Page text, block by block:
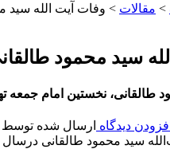
> مقالات > وفات آیت‌ الله سید محمود
طالقانی درسال 1404
نخستین امام جمعه تهران و از چهره‌های برجسته
افزودن دیدگاه ارسال شده توسط